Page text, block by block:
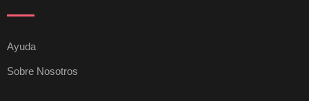
Ayuda
Sobre Nosotros